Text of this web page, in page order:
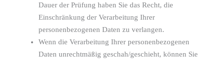
Dauer der Prüfung haben Sie das Recht, die
Einschränkung der Verarbeitung Ihrer
personenbezogenen Daten zu verlangen.
Wenn die Verarbeitung Ihrer personenbezogenen
Daten unrechtmäßig geschah/geschieht, können Sie